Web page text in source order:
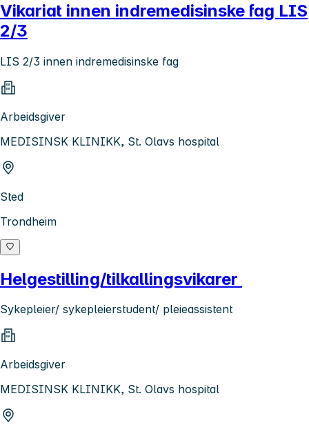
Vikariat innen indremedisinske fag LIS
2/3
LIS 2/3 innen indremedisinske fag
Arbeidsgiver
MEDISINSK KLINIKK, St. Olavs hospital
Sted
Trondheim
Helgestilling/tilkallingsvikarer
Sykepleier/ sykepleierstudent/ pleieassistent
Arbeidsgiver
MEDISINSK KLINIKK, St. Olavs hospital